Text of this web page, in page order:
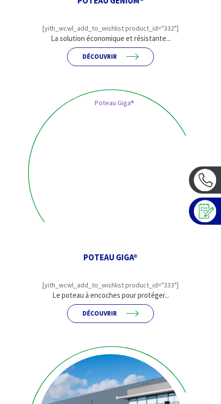
[yith_wcwl_add_to_wishlist product_id="332"]
La solution économique et résistante...
DÉCOUVRIR
POTEAU GIGA®
[yith_wcwl_add_to_wishlist product_id="333"]
Le poteau à encoches pour protéger...
DÉCOUVRIR